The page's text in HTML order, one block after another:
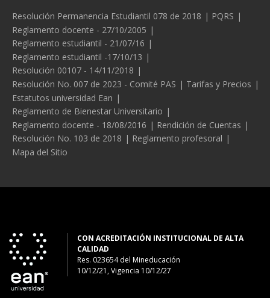
Legales
Resolución Permanencia Estudiantil 078 de 2018
PQRS
Reglamento docente - 27/10/2005
Reglamento estudiantil - 21/07/16
Reglamento estudiantil -17/10/13
Resolución 00107 - 14/11/2018
Resolución No. 007 de 2023 - Comité PAS
Tarifas y Precios
Estatutos universidad Ean
Reglamento de Bienestar Universitario
Reglamento docente - 18/08/2016
Rendición de Cuentas
Resolución No. 103 de 2018
Reglamento profesoral
Mapa del Sitio
CON ACREDITACIÓN INSTITUCIONAL DE ALTA
CALIDAD
Res. 023654del Mineducación
10/12/21, Vigencia 10/12/27